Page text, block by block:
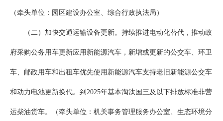
（牵头单位：园区建设办公室、综合行政执法局）
（二）加快交通运输设备更新。持续推进电动化替代，推动政
府采购公务用车更新应用新能源汽车，新增或更新的公交车、环卫
车、邮政用车和出租车优先使用新能源汽车支持老旧新能源公交车
和动力电池更新换代。到2025年基本淘汰国三及以下排放标准非营
运柴油货车。（牵头单位：机关事务管理服务办公室、生态环境分